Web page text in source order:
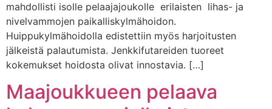
mahdollisti isolle pelaajajoukolle erilaisten lihas- ja
nivelvammojen paikalliskylmähoidon.
Huippukylmähoidolla edistettiin myös harjoitusten
jälkeistä palautumista. Jenkkifutareiden tuoreet
kokemukset hoidosta olivat innostavia. […]
Maajoukkueen pelaava